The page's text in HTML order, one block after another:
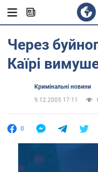
Через
Каїрі
Кримінальні новини
9.12.2005 17:11
0